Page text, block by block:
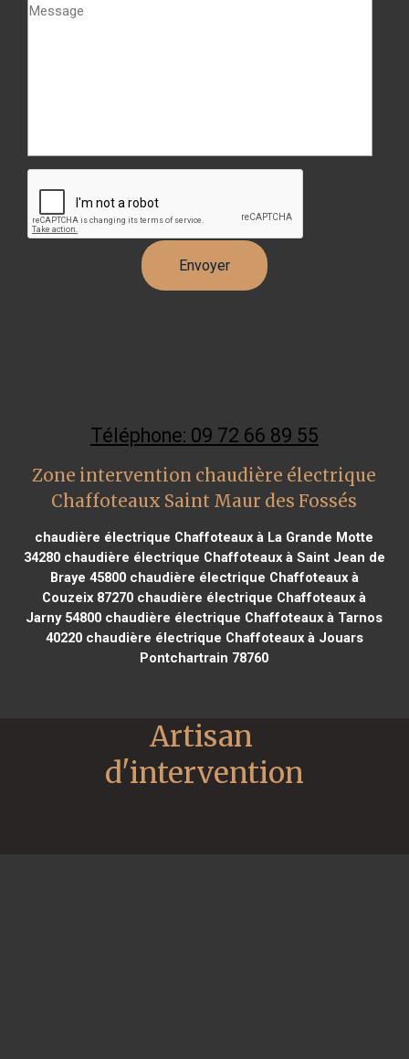
Téléphone: 09 72 66 89 55
Zone intervention chaudière électrique
Chaffoteaux Saint Maur des Fossés
chaudière électrique Chaffoteaux à La Grande Motte
34280chaudière électrique Chaffoteaux à Saint Jean de
Braye 45800chaudière électrique Chaffoteaux à
Couzeix 87270 chaudière électrique Chaffoteaux à
Jarny 54800 chaudière électrique Chaffoteaux à Tarnos
40220chaudière électrique Chaffoteaux à Jouars
Pontchartrain 78760
Artisan
d'intervention